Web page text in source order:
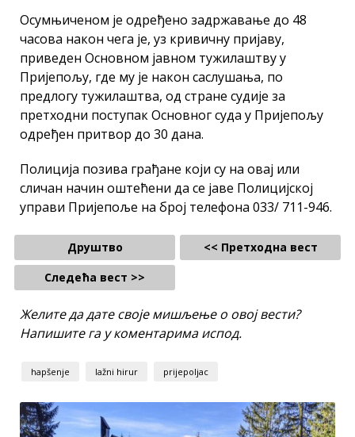
Осумњиченом је одређено задржавање до 48
часова након чега је, уз кривичну пријаву,
приведен Основном јавном тужилаштву у
Пријепољу, где му је након саслушања, по
предлогу тужилаштва, од стране судије за
претходни поступак Основног суда у Пријепољу
одређен притвор до 30 дана.
Полиција позива грађане који су на овај или
сличан начин оштећени да се јаве Полицијској
управи Пријепоље на број телефона 033/ 711-946.
Друштво
<< Претходна вест
Следећа вест >>
Желите да дате своје мишљење о овој вести?
Напишите га у коментарима испод.
hapšenje lažni hirur prijepoljac